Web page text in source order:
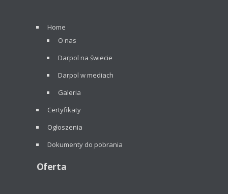
Home
O nas
Darpol na świecie
Darpol w mediach
Galeria
Certyfikaty
Ogłoszenia
Dokumenty do pobrania
Oferta